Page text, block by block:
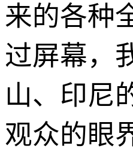
来的各种
过屏幕，
山、印尼
观众的眼